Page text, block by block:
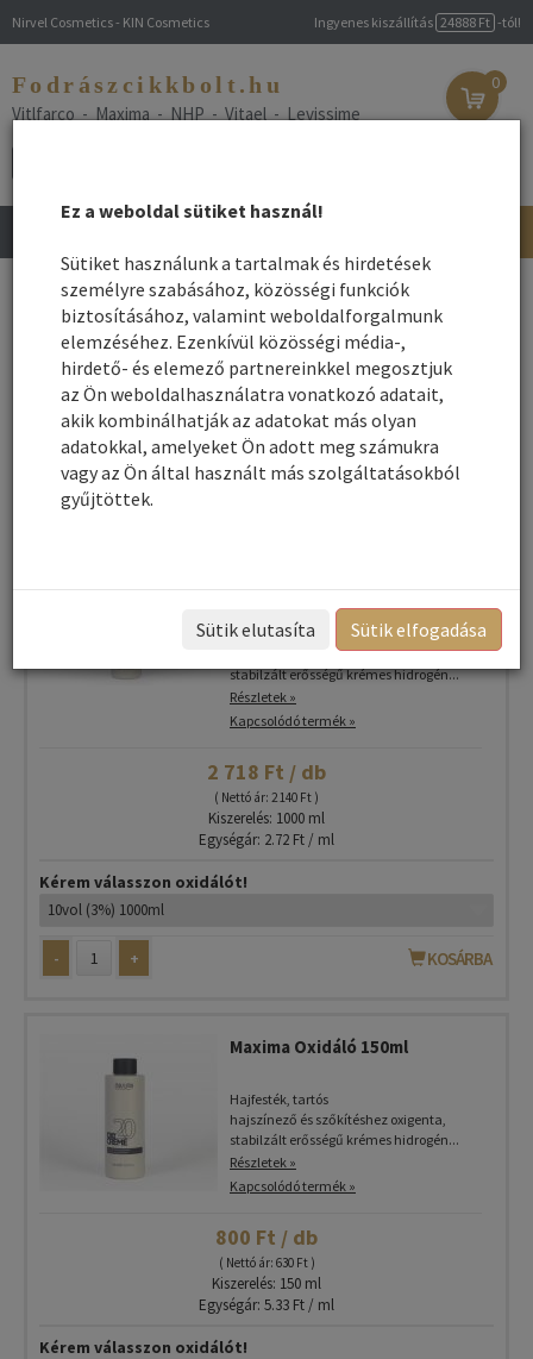
Nirvel Cosmetics - KIN Cosmetics Ingyenes kiszállítás 24888 Ft -tól!
Fodrászcikkbolt.hu
Vitlfarco - Maxima - NHP - Vitael - Levissime
0
navigation
Főoldal/Webshop/Hajszínező/ Hajszínező oxidáló aktivátor
Hajszínező oxidáló aktivátor
Név szerint
Rendezés:
Összes gyártó
Rendezés - Gyártók - szerint:
Hajfesték, tartós
hajszínező és szőkítéshez oxigenta,
stabilzált erősségű krémes hidrogén...
Részletek »
Kapcsolódó termék »
2 718 Ft / db
( Nettó ár: 2 140 Ft )
Kiszerelés: 1000 ml
Egységár: 2.72 Ft / ml
Kérem válasszon oxidálót!
- + KOSÁRBA
Maxima Oxidáló 150ml
Hajfesték, tartós
hajszínező és szőkítéshez oxigenta,
stabilzált erősségű krémes hidrogén...
Részletek »
Kapcsolódó termék »
800 Ft / db
( Nettó ár: 630 Ft )
Kiszerelés: 150 ml
Egységár: 5.33 Ft / ml
Kérem válasszon oxidálót!
Ez a weboldal sütiket használ!
Sütiket használunk a tartalmak és hirdetések
személyre szabásához, közösségi funkciók
biztosításához, valamint weboldalforgalmunk
elemzéséhez. Ezenkívül közösségi média-,
hirdető- és elemező partnereinkkel megosztjuk
az Ön weboldalhasználatra vonatkozó adatait,
akik kombinálhatják az adatokat más olyan
adatokkal, amelyeket Ön adott meg számukra
vagy az Ön által használt más szolgáltatásokból
gyűjtöttek.
Sütik elutasíta Sütik elfogadása